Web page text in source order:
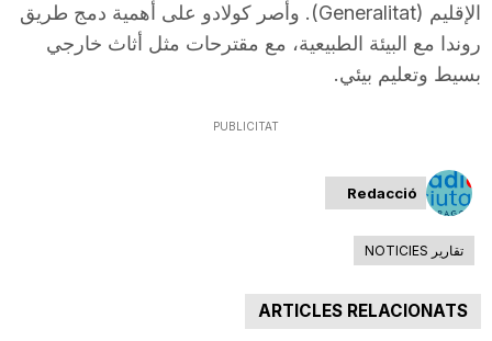
الإقليم (Generalitat). وأصر كولادو على أهمية دمج طريق
روندا مع البيئة الطبيعية، مع مقترحات مثل أثاث خارجي
بسيط وتعليم بيئي.
PUBLICITAT
Redacció
تقارير NOTICIES
ARTICLES RELACIONATS